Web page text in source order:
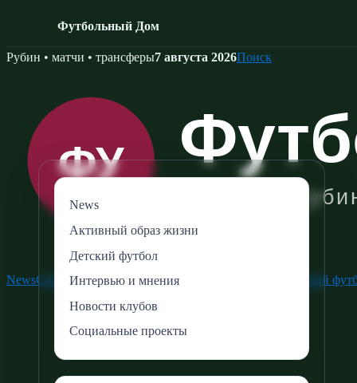
Футбольный Дом
Skip
Рубин • матчи • трансферы7 августа 2026Поиск
NewsСоциальные проектыАктивный образ жизни Детский
News
Активный образ жизни
Детский футбол
Интервью и мнения
Новости клубов
Социальные проекты